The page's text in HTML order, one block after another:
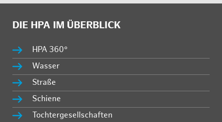
DIE HPA IM ÜBERBLICK
HPA 360°
Wasser
Straße
Schiene
Tochtergesellschaften